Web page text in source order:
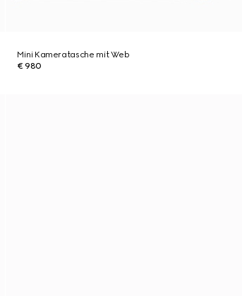
Mini Kameratasche mit Web
€ 980